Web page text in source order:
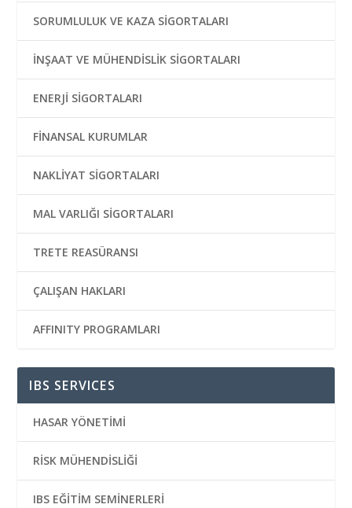
SORUMLULUK VE KAZA SİGORTALARI
İNŞAAT VE MÜHENDİSLİK SİGORTALARI
ENERJİ SİGORTALARI
FİNANSAL KURUMLAR
NAKLİYAT SİGORTALARI
MAL VARLIĞI SİGORTALARI
TRETE REASÜRANSI
ÇALIŞAN HAKLARI
AFFINITY PROGRAMLARI
IBS SERVICES
HASAR YÖNETİMİ
RİSK MÜHENDİSLİĞİ
IBS EĞİTİM SEMİNERLERİ